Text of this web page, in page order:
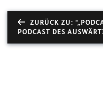
ZURÜCK ZU:
PODCAST DES